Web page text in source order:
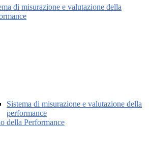
di misurazione e valutazione della
Sistema di misurazione e valutazione della
performance
della Performance